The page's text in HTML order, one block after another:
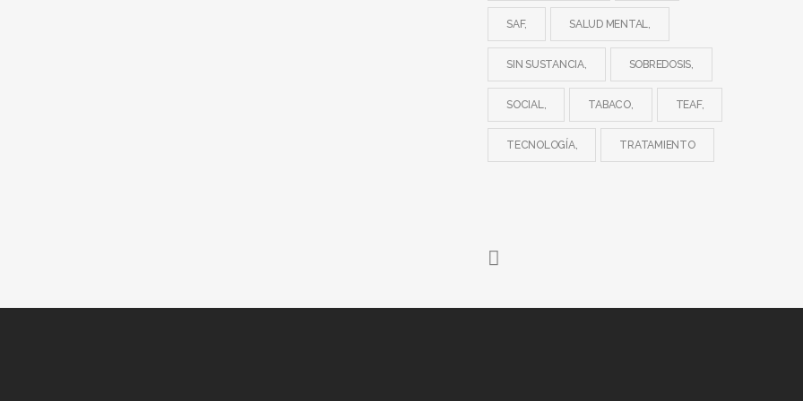
SAF SALUD MENTAL
SIN SUSTANCIA SOBREDOSIS
SOCIAL TABACO TEAF
TECNOLOGÍA TRATAMIENTO